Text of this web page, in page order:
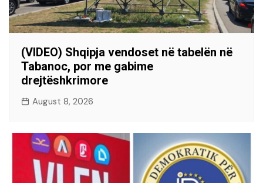
(VIDEO) Shqipja vendoset në tabelën në
Tabanoc, por me gabime
drejtëshkrimore
August 8, 2026